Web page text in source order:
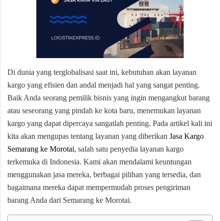
Di dunia yang terglobalisasi saat ini, kebutuhan akan layanan
kargo yang efisien dan andal menjadi hal yang sangat penting.
Baik Anda seorang pemilik bisnis yang ingin mengangkut barang
atau seseorang yang pindah ke kota baru, menemukan layanan
kargo yang dapat dipercaya sangatlah penting. Pada artikel kali ini
kita akan mengupas tentang layanan yang diberikan Jasa Kargo
Semarang ke Morotai, salah satu penyedia layanan kargo
terkemuka di Indonesia. Kami akan mendalami keuntungan
menggunakan jasa mereka, berbagai pilihan yang tersedia, dan
bagaimana mereka dapat mempermudah proses pengiriman
barang Anda dari Semarang ke Morotai.